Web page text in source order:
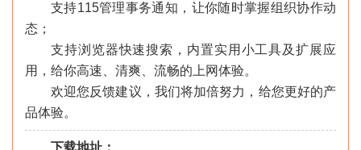
支持115管理事务通知，让你随时掌握组织协作动
态；
支持浏览器快速搜索，内置实用小工具及扩展应
用，给你高速、清爽、流畅的上网体验。
欢迎您反馈建议，我们将加倍努力，给您更好的产
品体验。
下载地址：